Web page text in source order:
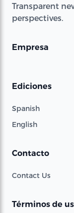
Transparent
perspectives.
Empresa
Ediciones
Spanish
English
Contacto
Contact Us
Términos de